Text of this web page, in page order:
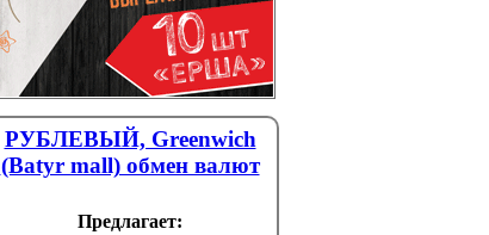
РУБЛЕВЫЙ, Greenwich
(Batyr mall) обмен валют
Предлагает: